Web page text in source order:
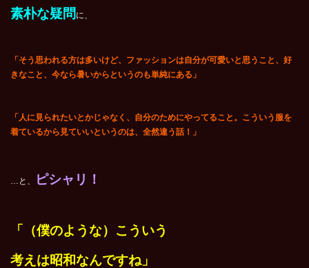
素朴な疑問 に、
「そう思われる方は多いけど、ファッションは自分が可愛いと思うこと、好
きなこと、今なら暑いからというのも単純にある」
「人に見られたいとかじゃなく、自分のためにやってること。こういう服を
着ているから見ていいというのは、全然違う話！」
…と、 ピシャリ！
「（僕のような）こういう
考えは昭和なんですね」